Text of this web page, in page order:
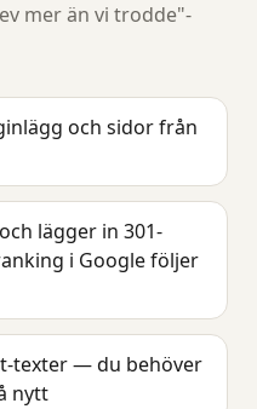
mer än vi trodde"-
och sidor från
lägger in 301-
i Google följer
texter — du behöver
nytt